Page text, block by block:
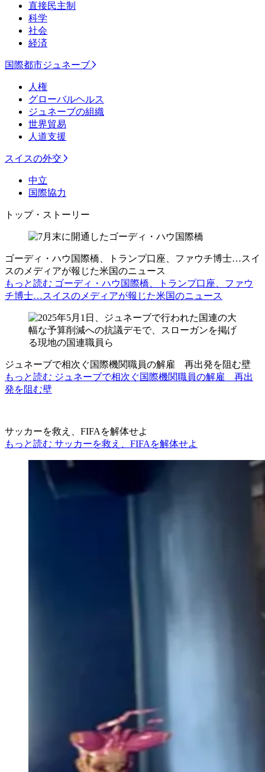
直接民主制
科学
社会
経済
国際都市ジュネーブ
人権
グローバルヘルス
ジュネーブの組織
世界貿易
人道支援
スイスの外交
中立
国際協力
トップ・ストーリー
ゴーディ・ハウ国際橋、トランプ口座、ファウチ博士…スイ
スのメディアが報じた米国のニュース
もっと読む ゴーディ・ハウ国際橋、トランプ口座、ファウ
チ博士…スイスのメディアが報じた米国のニュース
ジュネーブで相次ぐ国際機関職員の解雇 再出発を阻む壁
もっと読む ジュネーブで相次ぐ国際機関職員の解雇 再出
発を阻む壁
サッカーを救え、FIFAを解体せよ
もっと読む サッカーを救え、FIFAを解体せよ